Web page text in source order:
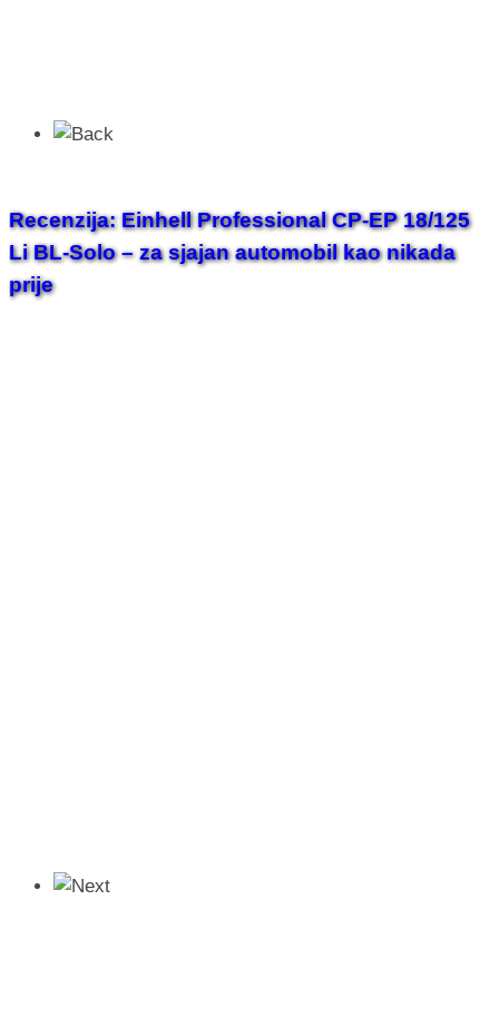
Recenzija: Einhell Professional CP-EP 18/125
Li BL-Solo – za sjajan automobil kao nikada
prije